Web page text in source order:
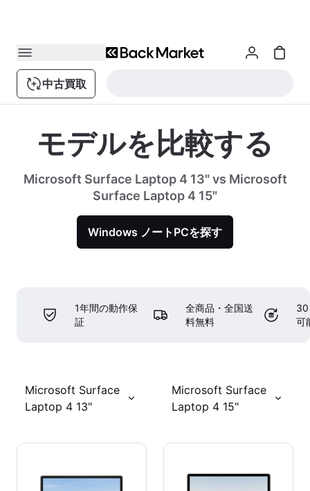
中古買取
モデルを比較する
Microsoft Surface Laptop 4 13" vs Microsoft
Surface Laptop 4 15"
Windows ノートPCを探す
1年間の動作保
証
全商品・全国送
料無料
30
可
Microsoft Surface
Laptop 4 13"
Microsoft Surface
Laptop 4 15"